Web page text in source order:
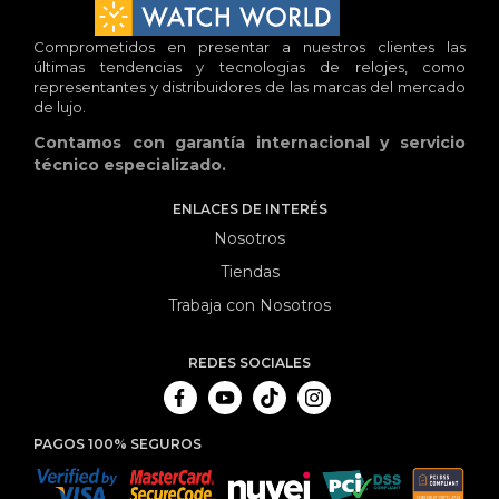
Comprometidos en presentar a nuestros clientes las
últimas tendencias y tecnologias de relojes, como
representantes y distribuidores de las marcas del mercado
de lujo.
Contamos con garantía internacional y servicio
técnico especializado.
ENLACES DE INTERÉS
Nosotros
Tiendas
Trabaja con Nosotros
REDES SOCIALES
PAGOS 100% SEGUROS